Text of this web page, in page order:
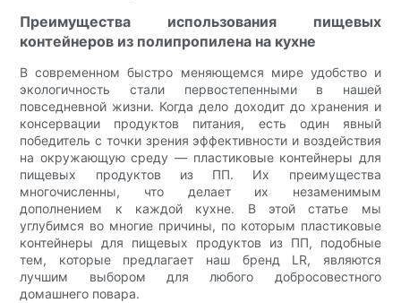
Преимущества использования пищевых
контейнеров из полипропилена на кухне
В современном быстро меняющемся мире удобство и
экологичность стали первостепенными в нашей
повседневной жизни. Когда дело доходит до хранения и
консервации продуктов питания, есть один явный
победитель с точки зрения эффективности и воздействия
на окружающую среду — пластиковые контейнеры для
пищевых продуктов из ПП. Их преимущества
многочисленны, что делает их незаменимым
дополнением к каждой кухне. В этой статье мы
углубимся во многие причины, по которым пластиковые
контейнеры для пищевых продуктов из ПП, подобные
тем, которые предлагает наш бренд LR, являются
лучшим выбором для любого добросовестного
домашнего повара.